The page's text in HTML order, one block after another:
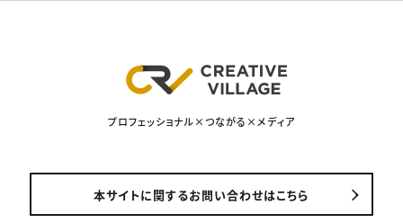
プロフェッショナル×つながる×メディア
本サイトに関するお問い合わせはこちら